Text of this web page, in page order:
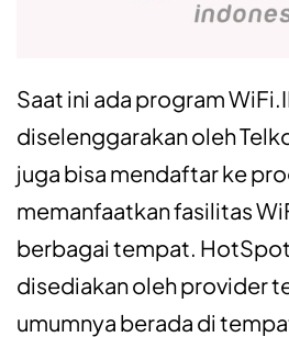
Saat ini ada program
diselenggarakan oleh
juga bisa mendaftar ke
memanfaatkan fasilitas
berbagai tempat.
disediakan oleh provider
umumnya berada di